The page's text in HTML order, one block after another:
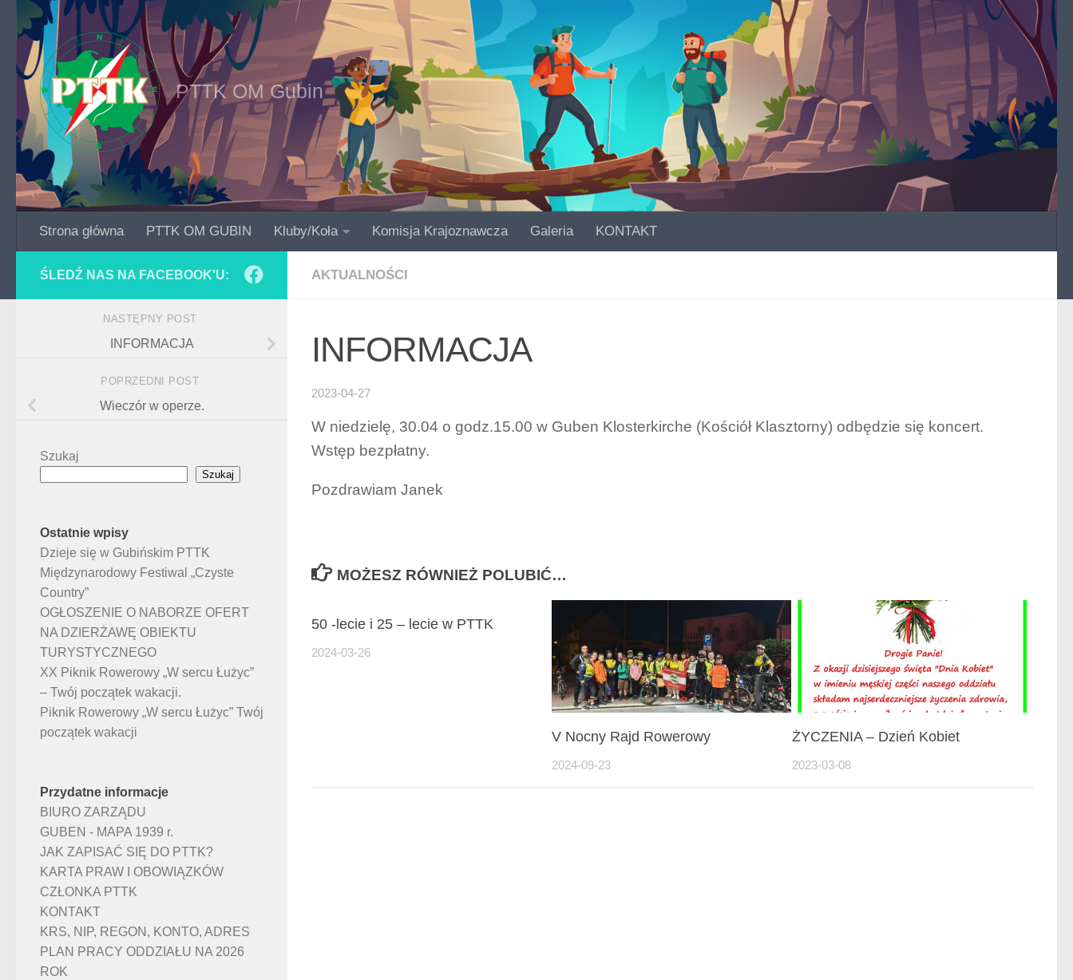
Skip to content
PTTK OM Gubin
Strona główna PTTK OM GUBIN Kluby/Koła Komisja Krajoznawcza Galeria KONTAKT
AKTUALNOŚCI
INFORMACJA
2023-04-27
W niedzielę, 30.04 o godz.15.00 w Guben Klosterkirche (Kościół Klasztorny) odbędzie się koncert.
Wstęp bezpłatny.
Pozdrawiam Janek
MOŻESZ RÓWNIEŻ POLUBIĆ…
50 -lecie i 25 – lecie w PTTK
2024-03-26
V Nocny Rajd Rowerowy
2024-09-23
ŻYCZENIA – Dzień Kobiet
2023-03-08
ŚLEDŹ NAS NA FACEBOOK'U:
NASTĘPNY POST
INFORMACJA
POPRZEDNI POST
Wieczór w operze.
Szukaj
Szukaj
Ostatnie wpisy
Dzieje się w Gubińskim PTTK
Międzynarodowy Festiwal „Czyste
Country”
OGŁOSZENIE O NABORZE OFERT
NA DZIERŻAWĘ OBIEKTU
TURYSTYCZNEGO
XX Piknik Rowerowy „W sercu Łużyc”
– Twój początek wakacji.
Piknik Rowerowy „W sercu Łużyc” Twój
początek wakacji
Przydatne informacje
BIURO ZARZĄDU
GUBEN - MAPA 1939 r.
JAK ZAPISAĆ SIĘ DO PTTK?
KARTA PRAW I OBOWIĄZKÓW
CZŁONKA PTTK
KONTAKT
KRS, NIP, REGON, KONTO, ADRES
PLAN PRACY ODDZIAŁU NA 2026
ROK